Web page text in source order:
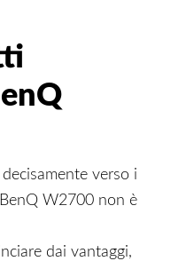
verso i
W2700 non è
dai vantaggi,